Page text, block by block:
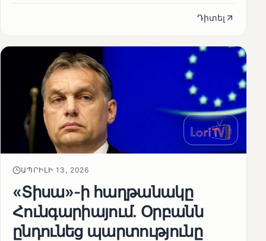
Դիտել
ԱՊՐԻԼԻ 13, 2026
«Տիսա»-ի հաղթանակը
Հունգարիայում․ Օրբանն
ընդունեց պարտությունը